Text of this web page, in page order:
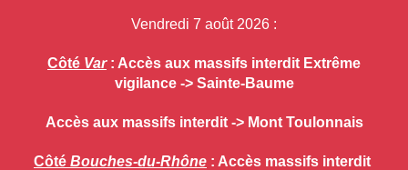
Vendredi 7 août 2026 :
Côté Var: Accès aux massifs interdit Extrême
vigilance -> Sainte-Baume
Accès aux massifs interdit -> Mont Toulonnais
Côté Bouches-du-Rhône : Accès massifs interdit